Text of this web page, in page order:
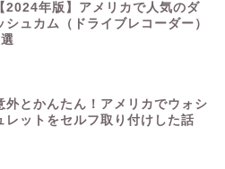
【2024年版】アメリカで人気のダ
シュカム（ドライブレコーダー）
外とかんたん！アメリカでウォシ
レットをセルフ取り付けした話